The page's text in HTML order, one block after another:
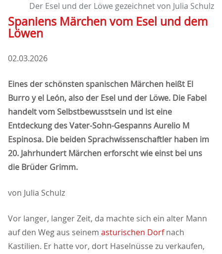
Der Esel und der Löwe gezeichnet von Julia Schulz
Spaniens Märchen vom Esel und dem
Löwen
02.03.2026
Eines der schönsten spanischen Märchen heißt El
Burro y el León, also der Esel und der Löwe. Die Fabel
handelt vom Selbstbewusstsein und ist eine
Entdeckung des Vater-Sohn-Gespanns Aurelio M
Espinosa. Die beiden Sprachwissenschaftler haben im
20. Jahrhundert Märchen erforscht wie einst bei uns
die Brüder Grimm.
von Julia Schulz
Vor langer, langer Zeit, da machte sich ein alter Mann
auf den Weg aus seinem asturischen Dorfnach
Kastilien. Er hatte vor, dort Haselnüsse zu verkaufen,